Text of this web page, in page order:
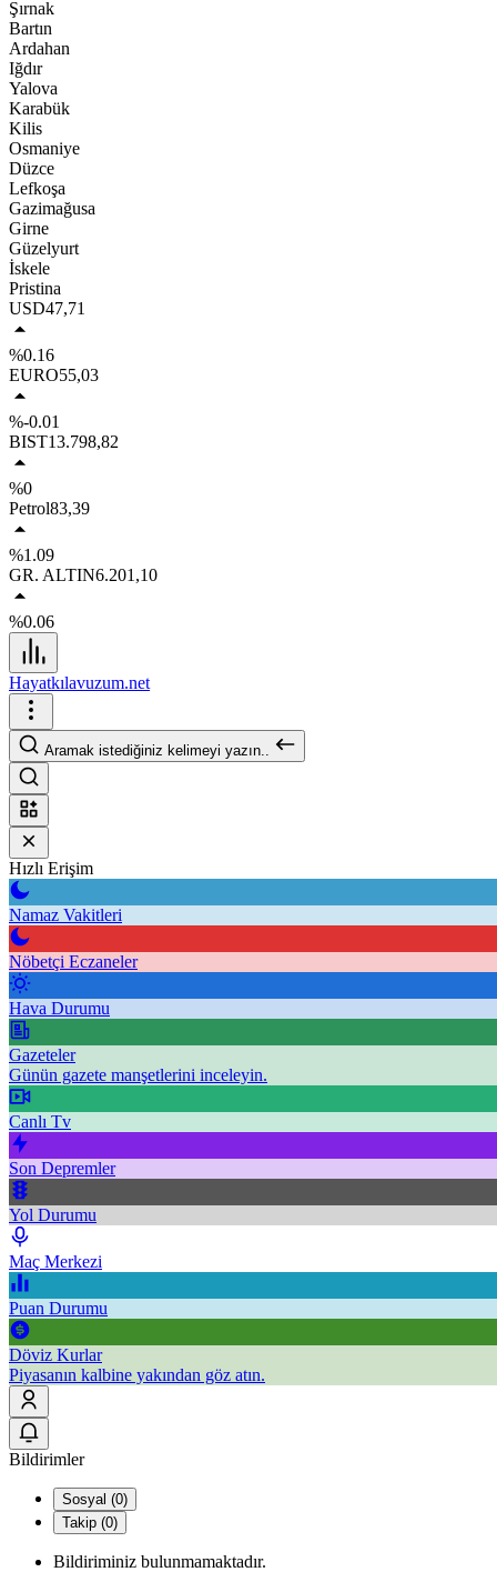
Şırnak
Bartın
Ardahan
Iğdır
Yalova
Karabük
Kilis
Osmaniye
Düzce
Lefkoşa
Gazimağusa
Girne
Güzelyurt
İskele
Pristina
USD47,71
%0.16
EURO55,03
%-0.01
BIST13.798,82
%0
Petrol83,39
%1.09
GR. ALTIN6.201,10
%0.06
Hayatkılavuzum.net
Aramak istediğiniz kelimeyi yazın..
Hızlı Erişim
Namaz Vakitleri
Nöbetçi Eczaneler
Hava Durumu
Gazeteler
Günün gazete manşetlerini inceleyin.
Canlı Tv
Son Depremler
Yol Durumu
Maç Merkezi
Puan Durumu
Döviz Kurlar
Piyasanın kalbine yakından göz atın.
Bildirimler
Sosyal (0)
Takip (0)
Bildiriminiz bulunmamaktadır.